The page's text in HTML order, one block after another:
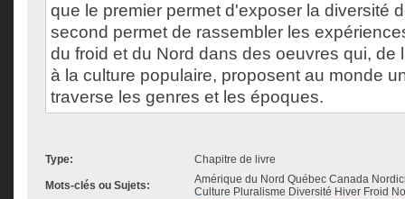
que le premier permet d'exposer la diversité
second permet de rassembler les
du froid et du Nord dans des oeuvres qui, de
à la culture populaire, proposent au monde
traverse les genres et les époques.
Type: Chapitre de livre
Mots-clés ou Sujets:
Amérique du Nord Québec Canada
Culture Pluralisme Diversité Hiver Froid